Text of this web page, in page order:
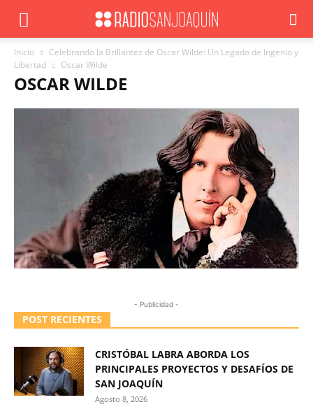
Inicio
Celebrando la Brillantez de Oscar Wilde: Un Legado de Ingenio y
Libertad
Oscar Wilde
OSCAR WILDE
- Publicidad -
POST RECIENTES
CRISTÓBAL LABRA ABORDA LOS
PRINCIPALES PROYECTOS Y DESAFÍOS DE
SAN JOAQUÍN
Agosto 8, 2026